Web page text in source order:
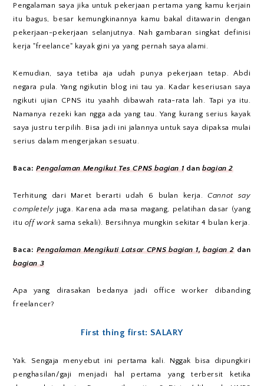
Pengalaman saya jika untuk pekerjaan pertama yang kamu kerjain
itu bagus, besar kemungkinannya kamu bakal ditawarin dengan
pekerjaan-pekerjaan selanjutnya. Nah gambaran singkat definisi
kerja "freelance" kayak gini ya yang pernah saya alami.
Kemudian, saya tetiba aja udah punya pekerjaan tetap. Abdi
negara pula. Yang ngikutin blog ini tau ya. Kadar keseriusan saya
ngikuti ujian CPNS itu yaahh dibawah rata-rata lah. Tapi ya itu.
Namanya rezeki kan ngga ada yang tau. Yang kurang serius kayak
saya justru terpilih. Bisa jadi ini jalannya untuk saya dipaksa mulai
serius dalam mengerjakan sesuatu.
Baca:Pengalaman Mengikut Tes CPNS bagian 1 danbagian 2
Terhitung dari Maret berarti udah 6 bulan kerja.Cannot say
completely juga. Karena ada masa magang, pelatihan dasar (yang
itu off work sama sekali). Bersihnya mungkin sekitar 4 bulan kerja.
Baca: Pengalaman Mengikuti Latsar CPNS bagian 1, bagian 2dan
bagian 3
Apa yang dirasakan bedanya jadi office worker dibanding
freelancer?
First thing first: SALARY
Yak. Sengaja menyebut ini pertama kali. Nggak bisa dipungkiri
penghasilan/gaji menjadi hal pertama yang terbersit ketika